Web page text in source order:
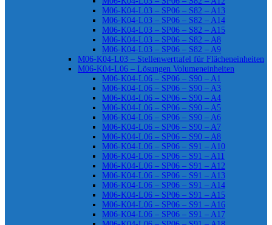
M06-K04-L03 – SP06 – S82 – A13
M06-K04-L03 – SP06 – S82 – A14
M06-K04-L03 – SP06 – S82 – A15
M06-K04-L03 – SP06 – S82 – A8
M06-K04-L03 – SP06 – S82 – A9
M06-K04-L03 – Stellenwerttafel für Flächeneinheiten
M06-K04-L06 – Lösungen Volumeneinheiten
M06-K04-L06 – SP06 – S90 – A1
M06-K04-L06 – SP06 – S90 – A3
M06-K04-L06 – SP06 – S90 – A4
M06-K04-L06 – SP06 – S90 – A5
M06-K04-L06 – SP06 – S90 – A6
M06-K04-L06 – SP06 – S90 – A7
M06-K04-L06 – SP06 – S90 – A8
M06-K04-L06 – SP06 – S91 – A10
M06-K04-L06 – SP06 – S91 – A11
M06-K04-L06 – SP06 – S91 – A12
M06-K04-L06 – SP06 – S91 – A13
M06-K04-L06 – SP06 – S91 – A14
M06-K04-L06 – SP06 – S91 – A15
M06-K04-L06 – SP06 – S91 – A16
M06-K04-L06 – SP06 – S91 – A17